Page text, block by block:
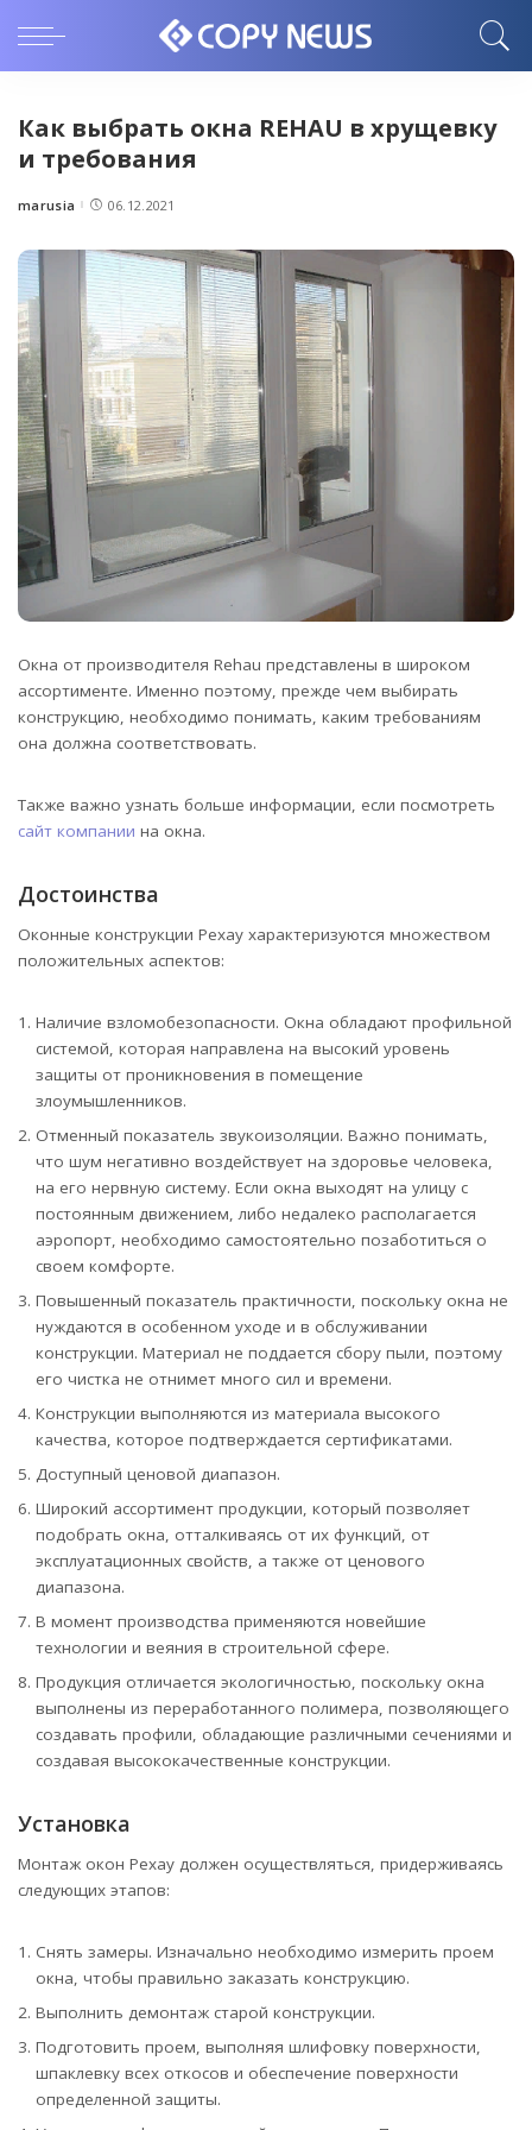
Как выбрать окна REHAU в хрущевку
и требования
Posted
marusia 06.12.2021
Окна от производителя Rehau представлены в широком
ассортименте. Именно поэтому, прежде чем выбирать
конструкцию, необходимо понимать, каким требованиям
она должна соответствовать.
Также важно узнать больше информации, если посмотреть
сайт компании на окна.
Достоинства
Оконные конструкции Рехау характеризуются множеством
положительных аспектов:
Наличие взломобезопасности. Окна обладают профильной
системой, которая направлена на высокий уровень
защиты от проникновения в помещение
злоумышленников.
Отменный показатель звукоизоляции. Важно понимать,
что шум негативно воздействует на здоровье человека,
на его нервную систему. Если окна выходят на улицу с
постоянным движением, либо недалеко располагается
аэропорт, необходимо самостоятельно позаботиться о
своем комфорте.
Повышенный показатель практичности, поскольку окна не
нуждаются в особенном уходе и в обслуживании
конструкции. Материал не поддается сбору пыли, поэтому
его чистка не отнимет много сил и времени.
Конструкции выполняются из материала высокого
качества, которое подтверждается сертификатами.
Доступный ценовой диапазон.
Широкий ассортимент продукции, который позволяет
подобрать окна, отталкиваясь от их функций, от
эксплуатационных свойств, а также от ценового
диапазона.
В момент производства применяются новейшие
технологии и веяния в строительной сфере.
Продукция отличается экологичностью, поскольку окна
выполнены из переработанного полимера, позволяющего
создавать профили, обладающие различными сечениями и
создавая высококачественные конструкции.
Установка
Монтаж окон Рехау должен осуществляться, придерживаясь
следующих этапов:
Снять замеры. Изначально необходимо измерить проем
окна, чтобы правильно заказать конструкцию.
Выполнить демонтаж старой конструкции.
Подготовить проем, выполняя шлифовку поверхности,
шпаклевку всех откосов и обеспечение поверхности
определенной защиты.